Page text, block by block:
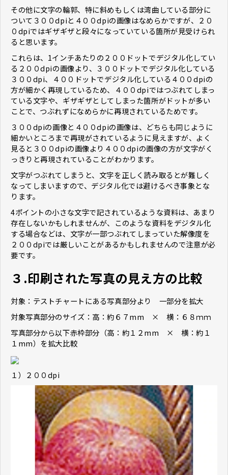
その他に文字の輪郭、特に斜めもしくは湾曲している部分に
ついて３００dpiと４００dpiの画像はなめらかですが、２０
０dpiではギザギザと段々になっていている箇所が見受けられ
ると思います。
これらは、1インチあたりの２００ドットでデジタル化してい
る２００dpiの画像より、３００ドットでデジタル化している
３００dpi、４００ドットでデジタル化している４００dpiの
方が細かく再現しているため、４００dpiではつぶれてしまっ
ている文字や、ギザギザとしてしまった箇所がドットが多い
ことで、つぶれずになめらかに再現されているためです。
３００dpiの画像と４００dpiの画像は、どちらも同じように
細かいところまで再現がされているように見えますが、よく
見ると３００dpiの画像より４００dpiの画像の方が文字がく
っきりと再現されていることがわかります。
文字がつぶれてしまうと、文字を正しく読み取るとが難しく
なってしまいますので、デジタル化では避けるべき事象とな
ります。
4ポイントの小さな文字で記されているような資料は、あまり
存在しないかもしれませんが、このような資料をデジタル化
する場合などは、文字が一部つぶれてしまっていた解像度を
２００dpiでは厳しいことがあるかもしれませんので注意が必
要です。
３.印刷された写真の見え方の比較
対象：テストチャートにある写真部分より 一部分を拡大
対象写真部分のサイズ：高：約６７mm × 横：６８ｍｍ
写真部分から以下赤枠部分（高：約１２mm × 横：約１
１mm）を拡大比較
１）２００dpi